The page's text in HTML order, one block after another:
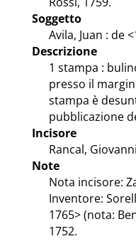
Soggetto
Avila, Juan : de
Descrizione
1 stampa :
presso il
stampa è
pubblicazione
Incisore
Rancal,
Note
Nota incisore:
Inventore:
1765> (nota:
1752.